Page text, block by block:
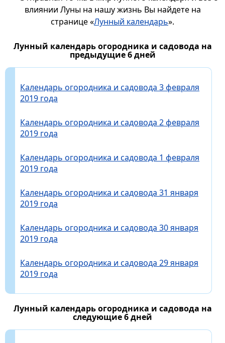
влиянии Луны на нашу жизнь Вы найдете на
странице «Лунный календарь».
Лунный календарь огородника и садовода на
предыдущие 6 дней
Календарь огородника и садовода 3 февраля
2019 года
Календарь огородника и садовода 2 февраля
2019 года
Календарь огородника и садовода 1 февраля
2019 года
Календарь огородника и садовода 31 января
2019 года
Календарь огородника и садовода 30 января
2019 года
Календарь огородника и садовода 29 января
2019 года
Лунный календарь огородника и садовода на
следующие 6 дней